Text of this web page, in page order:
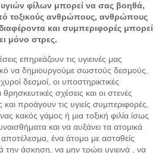
υγιών φίλων μπορεί να σας βοηθά,
τοξικούς ανθρώπους, ανθρώπους
και συμπεριφορές μπορεί
μόνο στρες.
επηρεάζουν τις υγιεινές μας
να δημιουργούμε σωστούς δεσμούς.
δεσμοί, οι υποστηρικτικές
θρησκευτικές σχέσεις και οι στενές
και προάγουν τις υγιείς συμπεριφορές.
κακός γάμος ή μια τοξική φιλία ίσως
και να αυξάνει τα ατομικά
ένα άτομο με ασταθείς
την άσκηση, να μην τρώει υγιεινά , να